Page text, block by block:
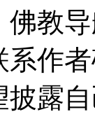
教
作
露